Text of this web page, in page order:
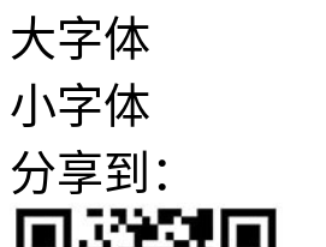
大字体
小字体
分享到：